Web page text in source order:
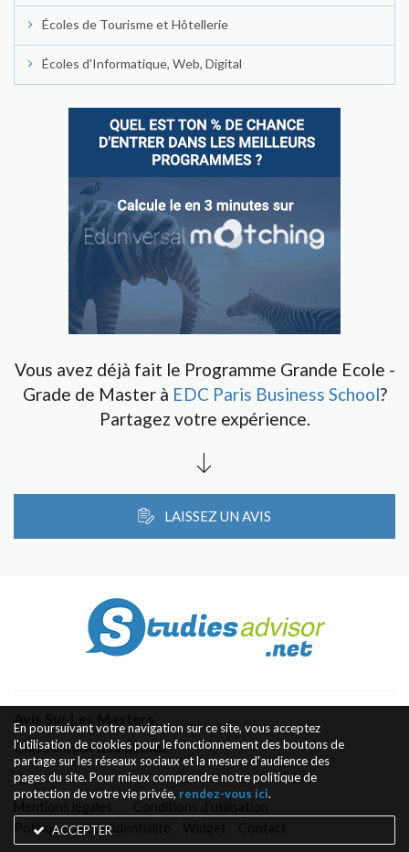
Écoles de Tourisme et Hôtellerie
Écoles d'Informatique, Web, Digital
Vous avez déjà fait le Programme Grande Ecole -
Grade de Master à EDC Paris Business School?
Partagez votre expérience.
LAISSEZ UN AVIS
Classement des Écoles
Politique de confidentialité
En poursuivant votre navigation sur ce site, vous acceptez
l'utilisation de cookies pour le fonctionnement des boutons de
partage sur les réseaux sociaux et la mesure d'audience des
pages du site. Pour mieux comprendre notre politique de
protection de votre vie privée, rendez-vous ici.
ACCEPTER